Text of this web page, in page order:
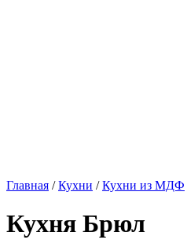
Главная /Кухни /Кухни из МДФ
Кухня Брюл